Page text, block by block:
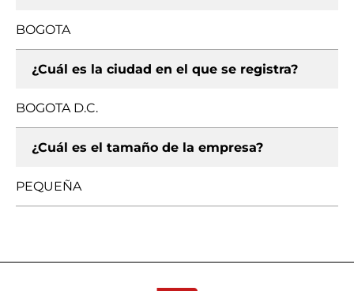
BOGOTA
¿Cuál es la ciudad en el que se registra?
BOGOTA D.C.
¿Cuál es el tamaño de la empresa?
PEQUEÑA